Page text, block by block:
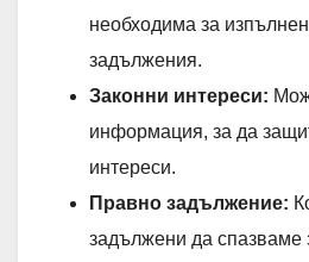
необходима за
задължения.
Законни интереси:
информация, за да
интереси.
Правно задължение:
задължени да спазваме